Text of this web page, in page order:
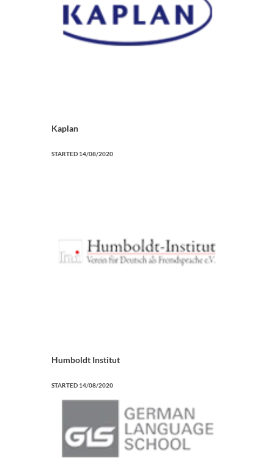
Kaplan
STARTED14/08/2020
Humboldt Institut
STARTED14/08/2020